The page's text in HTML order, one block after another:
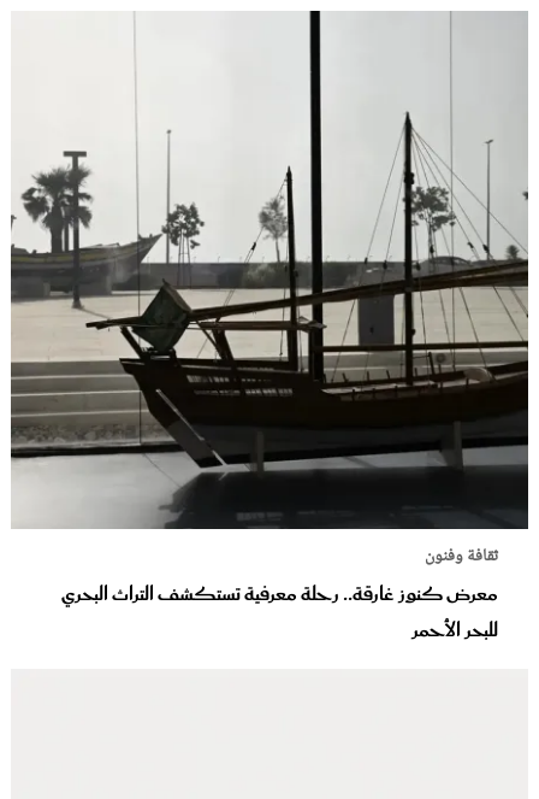
ثقافة وفنون
معرض كنوز غارقة.. رحلة معرفية تستكشف التراث البحري
للبحر الأحمر